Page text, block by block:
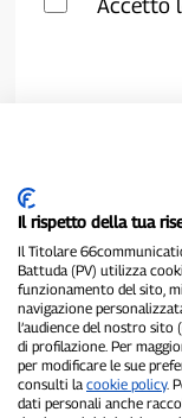
Accetto
P300.it è
Registrazione
Proprietario
Il rispetto della tua
Il Titolare
Battuda (PV) utilizza
funzionamento del sito,
navigazione
l’audience del nostro
di profilazione. Per
per modificare le sue
consulti la cookie policy.
dati personali anche